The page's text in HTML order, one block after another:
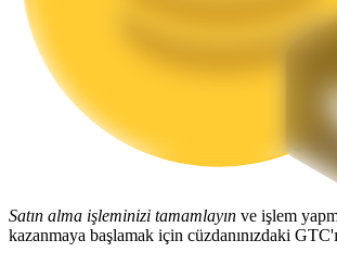
Launchpool
Popüler token'lar kazanmak için esnek
Satın alma işleminizi tamamlayın ve işlem
kazanmaya başlamak için cüzdanınızdaki